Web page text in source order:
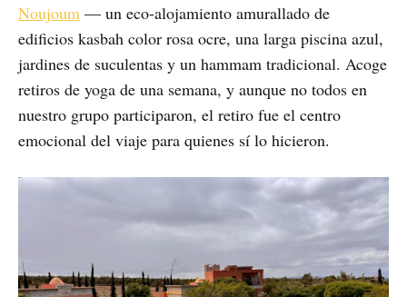
Noujoum — un eco-alojamiento amurallado de
edificios kasbah color rosa ocre, una larga piscina azul,
jardines de suculentas y un hammam tradicional. Acoge
retiros de yoga de una semana, y aunque no todos en
nuestro grupo participaron, el retiro fue el centro
emocional del viaje para quienes sí lo hicieron.